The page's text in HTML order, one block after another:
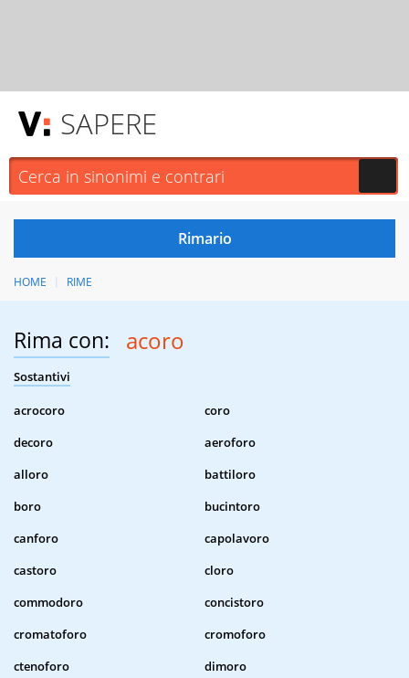
SAPERE
HOME RIME
Rima con: acoro
Sostantivi
acrocoro
coro
decoro
aeroforo
alloro
battiloro
boro
bucintoro
canforo
capolavoro
castoro
cloro
commodoro
concistoro
cromatoforo
cromoforo
ctenoforo
dimoro